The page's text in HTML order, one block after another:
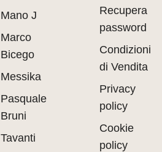
Mano J
Marco
Bicego
Messika
Pasquale
Bruni
Tavanti
Recupera
password
Condizioni
di Vendita
Privacy
policy
Cookie
policy